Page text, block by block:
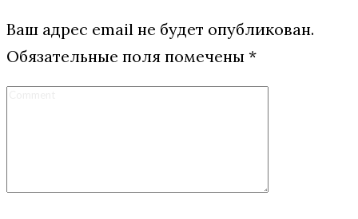
Ваш адрес email не будет опубликован.
Обязательные поля помечены *